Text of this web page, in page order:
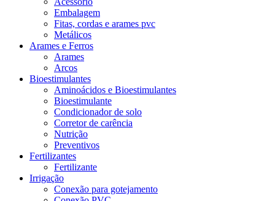
Embalagem
Fitas, cordas e arames pvc
Metálicos
Arames e Ferros
Arames
Arcos
Bioestimulantes
Aminoácidos e Bioestimulantes
Bioestimulante
Condicionador de solo
Corretor de carência
Nutrição
Preventivos
Fertilizantes
Fertilizante
Irrigação
Conexão para gotejamento